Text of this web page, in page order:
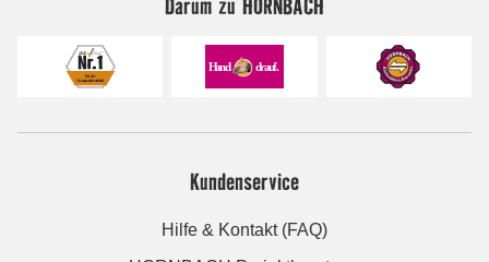
Kundenservice
Hilfe & Kontakt (FAQ)